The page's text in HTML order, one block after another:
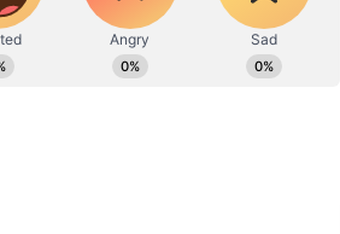
ಮತ್ತು ಕೇವಲ ನೀರನ್ನು